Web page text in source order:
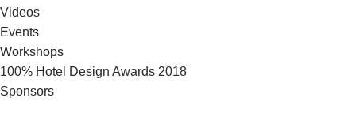
Videos
Events
Workshops
100% Hotel Design Awards 2018
Sponsors